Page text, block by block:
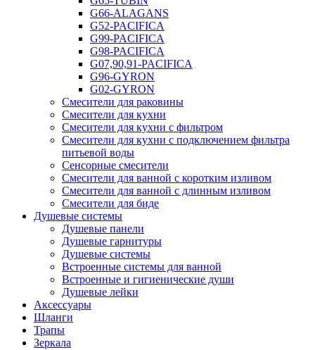
G66-ALAGANS
G52-PACIFICA
G99-PACIFICA
G98-PACIFICA
G07,90,91-PACIFICA
G96-GYRON
G02-GYRON
Смесители для раковины
Смесители для кухни
Смесители для кухни с фильтром
Смесители для кухни с подключением фильтра
питьевой воды
Сенсорные смесители
Смесители для ванной с коротким изливом
Смесители для ванной с длинным изливом
Смесители для биде
Душевые системы
Душевые панели
Душевые гарнитуры
Душевые системы
Встроенные системы для ванной
Встроенные и гигиенические души
Душевые лейки
Аксессуары
Шланги
Трапы
Зеркала